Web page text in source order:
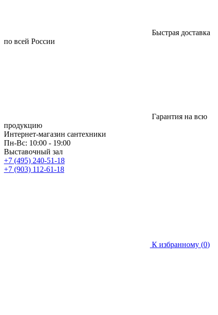
Быстрая доставка
по всей России
Гарантия на всю
продукцию
Интернет-магазин сантехники
Пн-Вс: 10:00 - 19:00
Выставочный зал
+7 (495) 240-51-18
+7 (903) 112-61-18
К избранному (0)